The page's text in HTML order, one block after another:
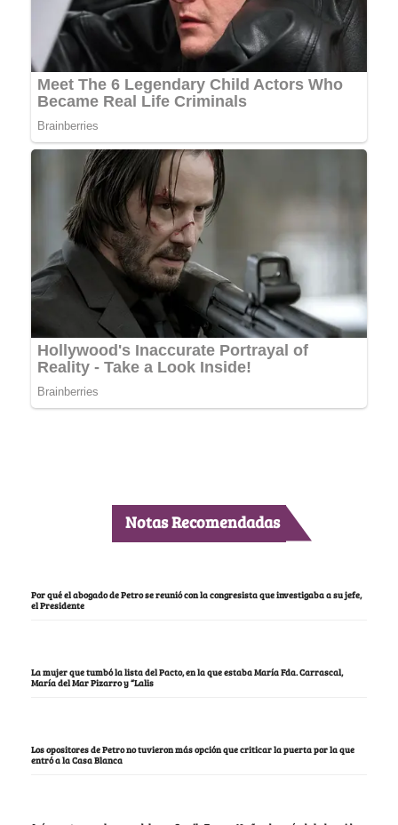
Notas Recomendadas
Por qué el abogado de Petro se reunió con la congresista que investigaba a su jefe,
el Presidente
La mujer que tumbó la lista del Pacto, en la que estaba María Fda. Carrascal,
María del Mar Pizarro y “Lalis
Los opositores de Petro no tuvieron más opción que criticar la puerta por la que
entró a la Casa Blanca